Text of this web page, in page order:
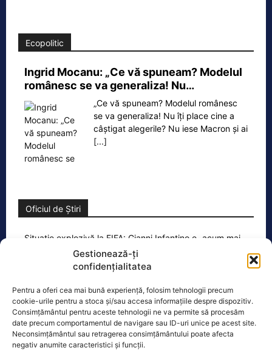
Gestionează-ți
confidențialitatea
Pentru a oferi cea mai bună experiență, folosim tehnologii precum
cookie-urile pentru a stoca și/sau accesa informațiile despre dispozitiv.
Consimțământul pentru aceste tehnologii ne va permite să procesăm
date precum comportamentul de navigare sau ID-uri unice pe acest site.
Neconsimțământul sau retragerea consimțământului poate afecta
negativ anumite caracteristici și funcții.
Ecopolitic
Ingrid Mocanu: „Ce vă spuneam? Modelul
românesc se va generaliza! Nu…
„Ce vă spuneam? Modelul românesc
se va generaliza! Nu îți place cine a
câștigat alegerile? Nu iese Macron și ai
[...]
Oficiul de Știri
Situație explozivă la FIFA: Gianni Infantino e „acum mai
periculos ca…
Gianni Infantino, președinte al FIFA din
la preluarea mandatului, iar acțiunile
sale[...]